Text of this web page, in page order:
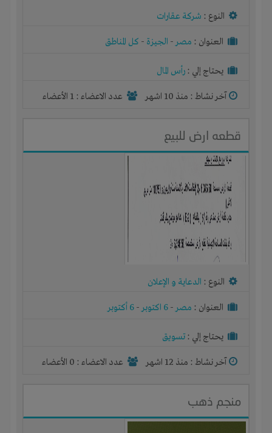
النوع : شركة عقارات
العنوان : مصر- الجيزة - كل المناطق
يحتاج إلي : رأس المال
آخر نشاط : منذ 10 اشهر عدد الاعضاء : 1 الأعضاء
قطعه ارض للبيع
النوع : الدعاية و الإعلان
العنوان : مصر- 6 اكتوبر - 6 أكتوبر
يحتاج إلي : تسويق
آخر نشاط : منذ 12 اشهر عدد الاعضاء : 0 الأعضاء
منجم ذهب